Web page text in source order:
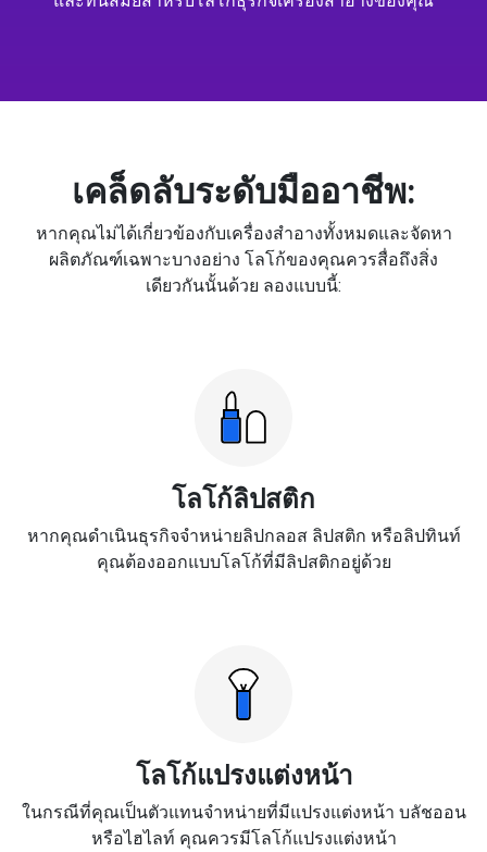
เคล็ดลับระดับมืออาชีพ:
หากคุณไม่ได้เกี่ยวข้องกับเครื่องสำอางทั้งหมดและจัดหา
ผลิตภัณฑ์เฉพาะบางอย่าง โลโก้ของคุณควรสื่อถึงสิ่ง
เดียวกันนั้นด้วย ลองแบบนี้:
โลโก้ลิปสติก
หากคุณดำเนินธุรกิจจำหน่ายลิปกลอส ลิปสติก หรือลิปทินท์
คุณต้องออกแบบโลโก้ที่มีลิปสติกอยู่ด้วย
โลโก้แปรงแต่งหน้า
ในกรณีที่คุณเป็นตัวแทนจำหน่ายที่มีแปรงแต่งหน้า บลัชออน
หรือไฮไลท์ คุณควรมีโลโก้แปรงแต่งหน้า